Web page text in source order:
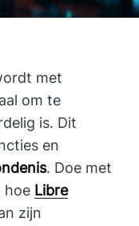
met
om te
is. Dit
en
. Doe met
hoe Libre
zijn